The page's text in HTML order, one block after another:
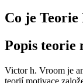
Co je
Popis teorie
Victor h. Vroom je